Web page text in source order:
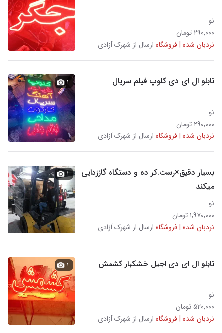
نو
۲۹۰,۰۰۰ تومان
نردبان شده | فروشگاه ارسال از شهرک آزادی
تابلو ال ای دی کلوپ فیلم سریال
نو
۲۹۰,۰۰۰ تومان
نردبان شده | فروشگاه ارسال از شهرک آزادی
۱
بسیار دقیق×رست.کر ده و دستگاه گاززدایی
میکند
نو
۱,۹۷۰,۰۰۰ تومان
نردبان شده | فروشگاه ارسال از شهرک آزادی
۱
تابلو ال ای دی اجیل خشکبار کشمش
نو
۵۲۰,۰۰۰ تومان
نردبان شده | فروشگاه ارسال از شهرک آزادی
۱